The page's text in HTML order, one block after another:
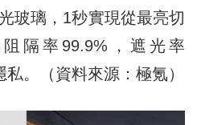
璃，1秒實現從最亮切
隔率99.9%，遮光率
。（資料來源：極氪）